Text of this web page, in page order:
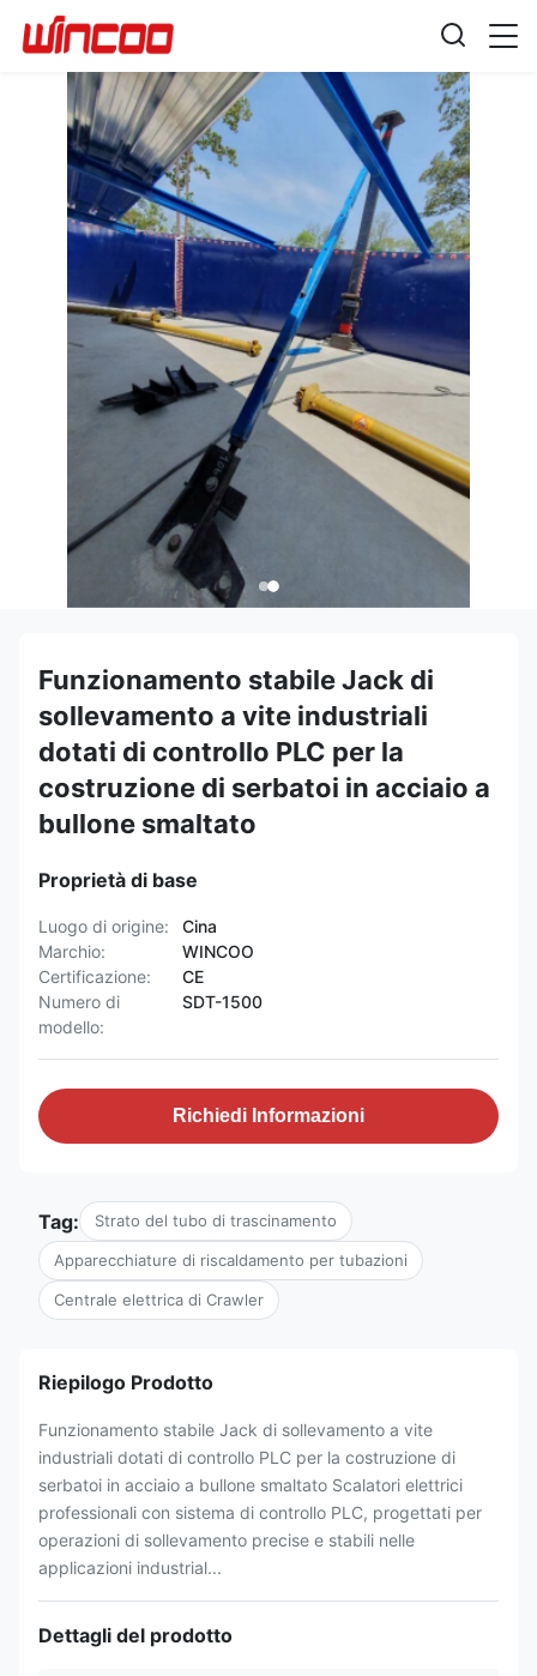
Funzionamento stabile Jack di
sollevamento a vite industriali
dotati di controllo PLC per la
costruzione di serbatoi in acciaio a
bullone smaltato
Proprietà di base
Luogo di origine:
Cina
Marchio:
WINCOO
Certificazione:
CE
Numero di
modello:
SDT-1500
Richiedi Informazioni
Tag: Strato del tubo di trascinamento
Apparecchiature di riscaldamento per tubazioni
Centrale elettrica di Crawler
Riepilogo Prodotto
Funzionamento stabile Jack di sollevamento a vite
industriali dotati di controllo PLC per la costruzione di
serbatoi in acciaio a bullone smaltato Scalatori elettrici
professionali con sistema di controllo PLC, progettati per
operazioni di sollevamento precise e stabili nelle
applicazioni industrial...
Dettagli del prodotto